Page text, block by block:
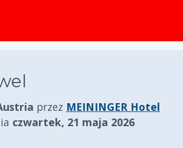
przez MEININGER Hotel
czwartek, 21 maja 2026